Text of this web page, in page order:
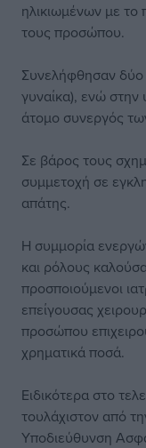
ηλικιωμένων με το
τους προσώπου.
Συνελήφθησαν δύο
γυναίκα), ενώ
άτομο συνεργός
Σε βάρος τους
συμμετοχή σε
απάτης.
Η συμμορία
και ρόλους
προσποιούμενοι
επείγουσας
προσώπου
χρηματικά ποσά.
Ειδικότερα στο
τουλάχιστον από
Υποδιεύθυνση